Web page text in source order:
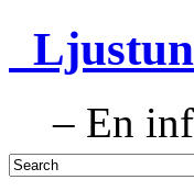
– En